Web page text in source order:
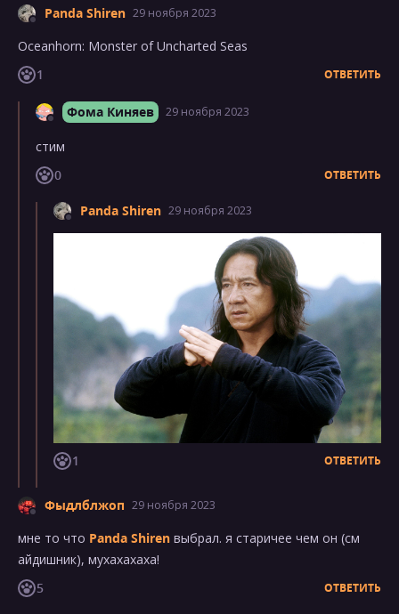
Panda Shiren 29 ноября 2023
Oceanhorn: Monster of Uncharted Seas
1
ОТВЕТИТЬ
Фома Киняев 29 ноября 2023
стим
0
ОТВЕТИТЬ
Panda Shiren 29 ноября 2023
1 ОТВЕТИТЬ
Фыдлблжоп 29 ноября 2023
мне то что Panda Shiren выбрал. я старичее чем он (см
айдишник), мухахахаха!
5
ОТВЕТИТЬ